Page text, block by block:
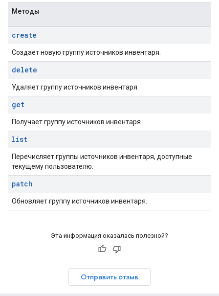
Методы
create
Создает новую группу источников инвентаря.
delete
Удаляет группу источников инвентаря.
get
Получает группу источников инвентаря.
list
Перечисляет группы источников инвентаря, доступные
текущему пользователю.
patch
Обновляет группу источников инвентаря.
Эта информация оказалась полезной?
Отправить отзыв